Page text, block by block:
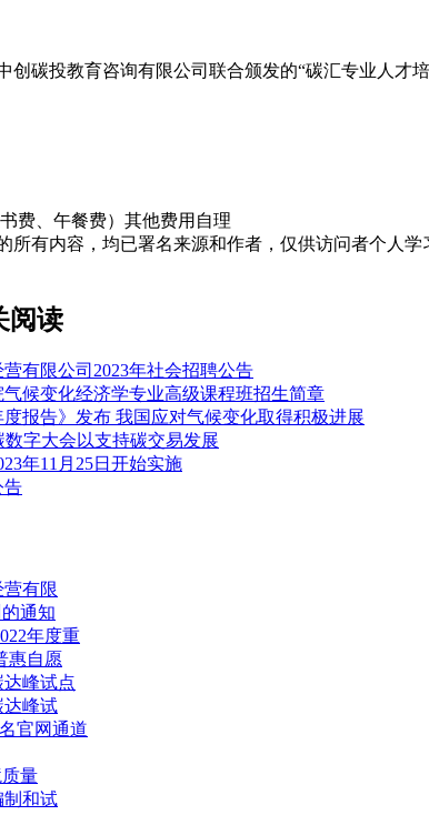
碳投教育咨询有限公司联合颁发的“碳汇专业人才
费、午餐费）其他费用自理
所有内容，均已署名来源和作者，仅供访问者个人
阅读
有限公司2023年社会招聘公告
候变化经济学专业高级课程班招生简章
度报告》发布 我国应对气候变化取得积极进展
字大会以支持碳交易发展
年11月25日开始实施
告
有限
通知
年度重
惠自愿
峰试点
达峰试
官网通道
量
制和试